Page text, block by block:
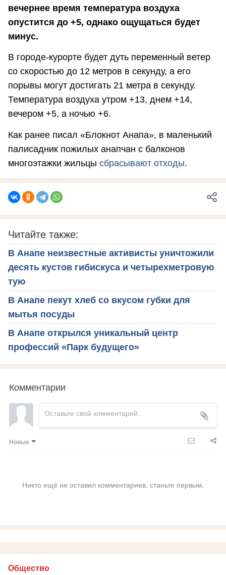
вечернее время температура воздуха
опустится до +5, однако ощущаться будет
минус.
В городе-курорте будет дуть переменный ветер
со скоростью до 12 метров в секунду, а его
порывы могут достигать 21 метра в секунду.
Температура воздуха утром +13, днем +14,
вечером +5, а ночью +6.
Как ранее писал «Блокнот Анапа», в маленький
палисадник пожилых анапчан с балконов
многоэтажки жильцы сбрасывают отходы.
Читайте также:
В Анапе неизвестные активисты уничтожили
десять кустов гибискуса и четырехметровую
тую
В Анапе пекут хлеб со вкусом губки для
мытья посуды
В Анапе открылся уникальный центр
профессий «Парк будущего»
Комментарии
Новые
Никто ещё не оставил комментариев, станьте первым.
Общество